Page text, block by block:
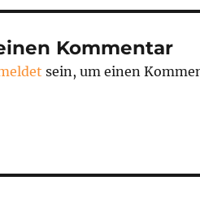
Kommentar
sein, um einen